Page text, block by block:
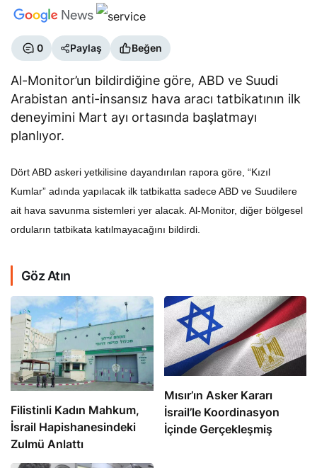
0 Paylaş Beğen
Al-Monitor’un bildirdiğine göre, ABD ve Suudi
Arabistan anti-insansız hava aracı tatbikatının ilk
deneyimini Mart ayı ortasında başlatmayı
planlıyor.
Dört ABD askeri yetkilisine dayandırılan rapora göre, “Kızıl
Kumlar” adında yapılacak ilk tatbikatta sadece ABD ve Suudilere
ait hava savunma sistemleri yer alacak. Al-Monitor, diğer bölgesel
orduların tatbikata katılmayacağını bildirdi.
Göz Atın
Filistinli Kadın Mahkum,
İsrail Hapishanesindeki
Zulmü Anlattı
Mısır’ın Asker Kararı
İsrail’le Koordinasyon
İçinde Gerçekleşmiş